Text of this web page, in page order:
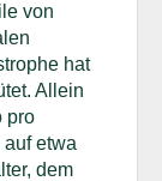
von
hat
Allein
pro
etwa
dem